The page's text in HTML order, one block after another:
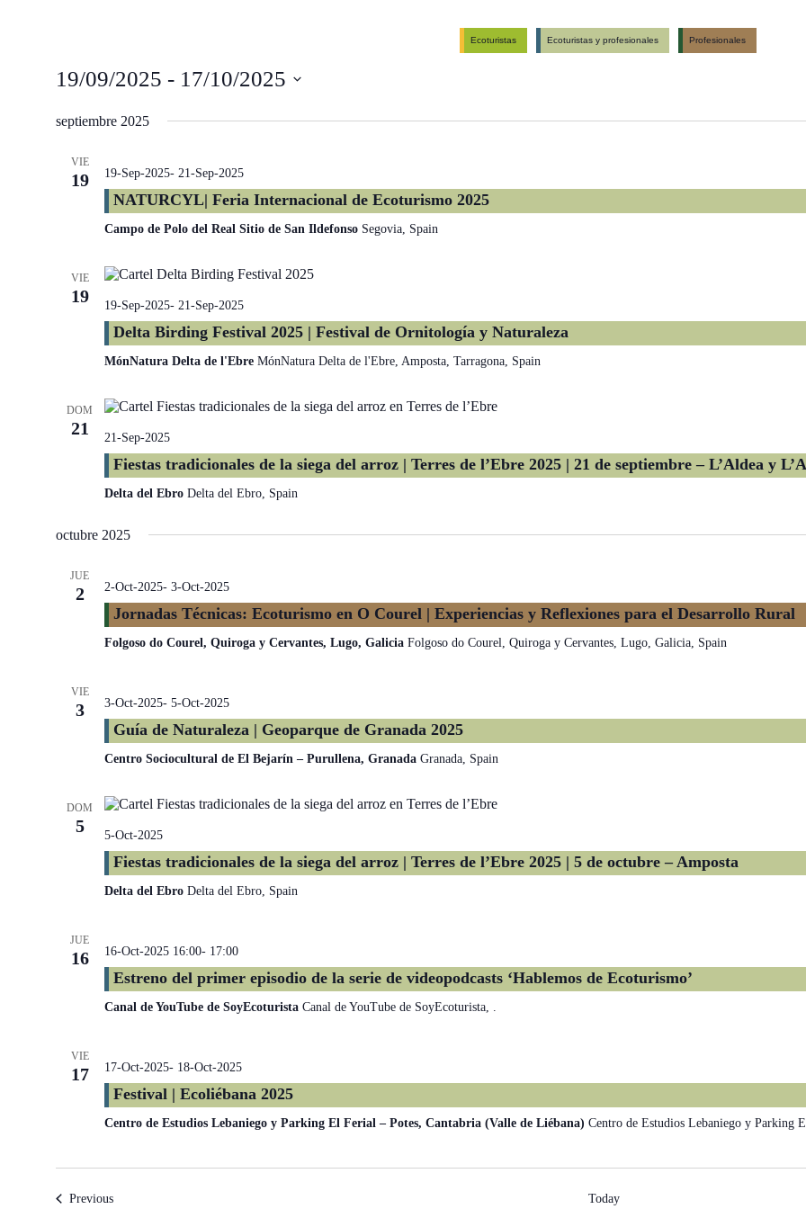
Ecoturistas Ecoturistas y profesionales Profesionales
19/09/2025 - 17/10/2025
date.
septiembre 2025
VIE
19 19-Sep-2025- 21-Sep-2025
NATURCYL| Feria Internacional de Ecoturismo 2025
Campo de Polo del Real Sitio de San Ildefonso Segovia, Spain
VIE
19 19-Sep-2025- 21-Sep-2025
Delta Birding Festival 2025 | Festival de Ornitología y Naturaleza
MónNatura Delta de l'Ebre MónNatura Delta de l'Ebre, Amposta, Tarragona, Spain
DOM
21 21-Sep-2025
Fiestas tradicionales de la siega del arroz | Terres de l’Ebre 2025 | 21 de septiembre – L’Aldea y
Delta del Ebro Delta del Ebro, Spain
octubre 2025
JUE
2 2-Oct-2025- 3-Oct-2025
Jornadas Técnicas: Ecoturismo en O Courel | Experiencias y Reflexiones para el Desarrollo Rural
Folgoso do Courel, Quiroga y Cervantes, Lugo, Galicia Folgoso do Courel, Quiroga y Cervantes, Lugo, Galicia, Spain
VIE
3 3-Oct-2025- 5-Oct-2025
Guía de Naturaleza | Geoparque de Granada 2025
Centro Sociocultural de El Bejarín – Purullena, Granada Granada, Spain
DOM
5 5-Oct-2025
Fiestas tradicionales de la siega del arroz | Terres de l’Ebre 2025 | 5 de octubre – Amposta
Delta del Ebro Delta del Ebro, Spain
JUE
16 16-Oct-2025 16:00- 17:00
Estreno del primer episodio de la serie de videopodcasts ‘Hablemos de Ecoturismo’
Canal de YouTube de SoyEcoturista Canal de YouTube de SoyEcoturista, .
VIE
17 17-Oct-2025- 18-Oct-2025
Festival | Ecoliébana 2025
Centro de Estudios Lebaniego y Parking El Ferial – Potes, Cantabria (Valle de Liébana) Centro de Estudios Lebaniego y Parking
PreviousEvents Today